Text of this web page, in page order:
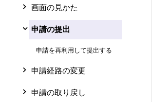
画面の見かた
申請の提出
申請を再利用して提出する
申請経路の変更
申請の取り戻し